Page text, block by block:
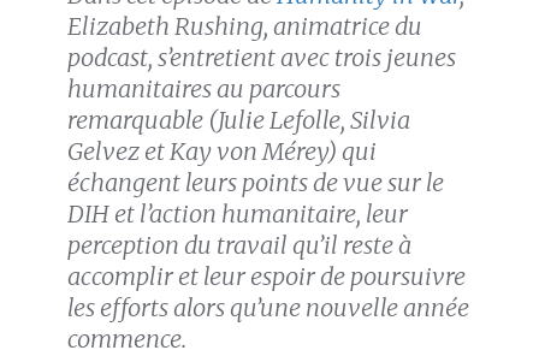
Elizabeth Rushing, animatrice du
podcast, s’entretient avec trois jeunes
humanitairesau parcours
remarquable (Julie Lefolle, Silvia
Gelvez et Kay von Mérey) qui
échangent leurs points de vue sur le
DIH et l’action humanitaire, leur
perception du travail qu’il reste à
accomplir et leur espoir de poursuivre
les efforts alors qu’une nouvelle année
commence.